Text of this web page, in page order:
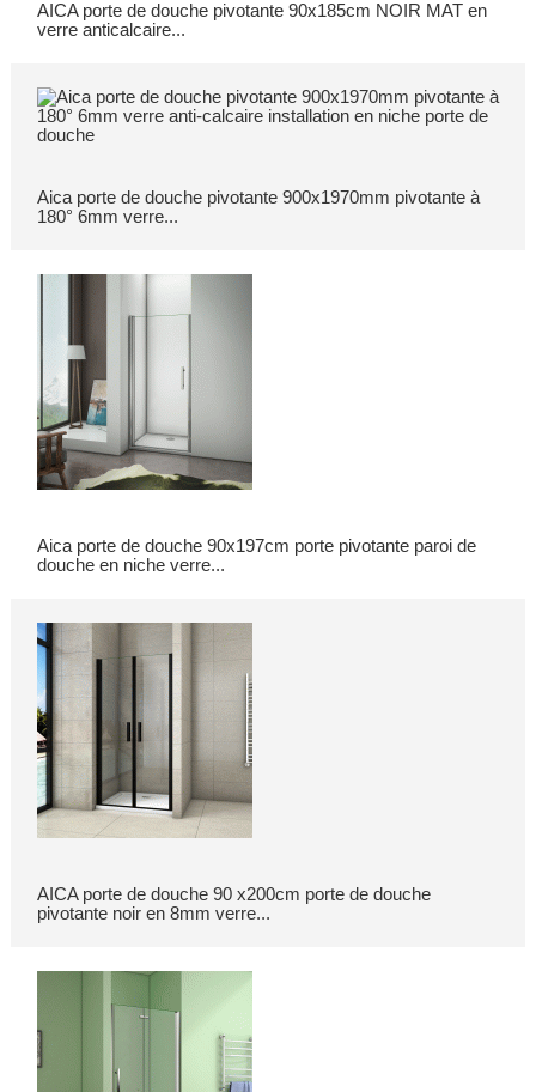
AICA porte de douche pivotante 90x185cm NOIR MAT en
verre anticalcaire...
Aica porte de douche pivotante 900x1970mm pivotante à
180° 6mm verre...
Aica porte de douche 90x197cm porte pivotante paroi de
douche en niche verre...
AICA porte de douche 90 x200cm porte de douche
pivotante noir en 8mm verre...